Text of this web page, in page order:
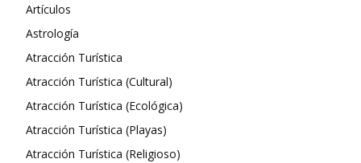
Artículos
Astrología
Atracción Turística
Atracción Turística (Cultural)
Atracción Turística (Ecológica)
Atracción Turística (Playas)
Atracción Turística (Religioso)